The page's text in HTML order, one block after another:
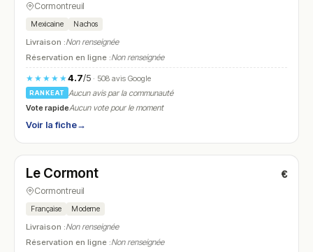
Cormontreuil
Mexicaine Nachos
Livraison :Non renseignée
Réservation en ligne :Non renseignée
★★★★★4.7/5· 508 avis Google
RANKEAT
Aucun avis par la communauté
Vote rapideAucun vote pour le moment
Voir la fiche→
N° 6
Le Cormont €
Cormontreuil
Française Moderne
Livraison :Non renseignée
Réservation en ligne :Non renseignée